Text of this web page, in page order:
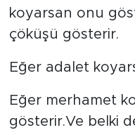
koyarsan onu
çöküşü gösterir.
Eğer adalet
Eğer merhamet
gösterir.Ve belki